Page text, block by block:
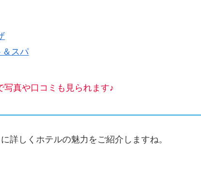
＆スパ
写真や口コミも見られます♪
詳しくホテルの魅力をご紹介しますね。